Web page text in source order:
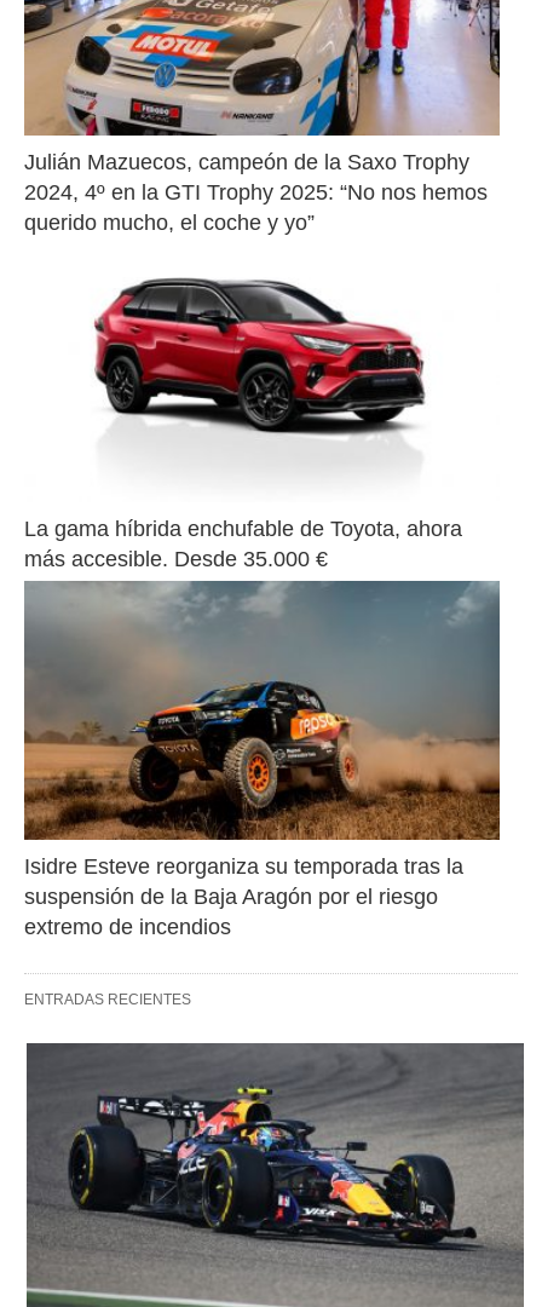
Julián Mazuecos, campeón de la Saxo Trophy
2024, 4º en la GTI Trophy 2025: “No nos hemos
querido mucho, el coche y yo”
La gama híbrida enchufable de Toyota, ahora
más accesible. Desde 35.000 €
Isidre Esteve reorganiza su temporada tras la
suspensión de la Baja Aragón por el riesgo
extremo de incendios
ENTRADAS RECIENTES